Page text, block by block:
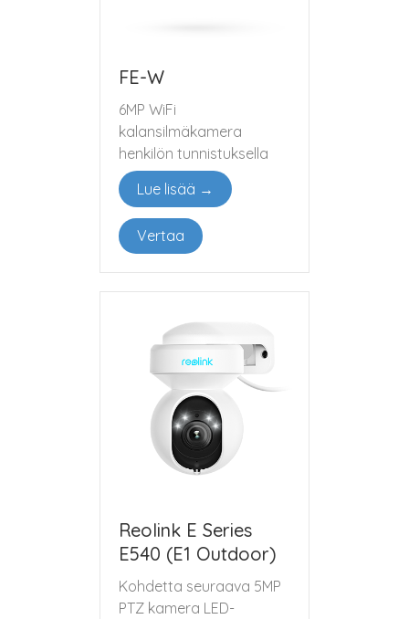
FE-W
6MP WiFi
kalansilmäkamera
henkilön tunnistuksella
Lue lisää →
Vertaa
Reolink E Series
E540 (E1 Outdoor)
Kohdetta seuraava 5MP
PTZ kamera LED-